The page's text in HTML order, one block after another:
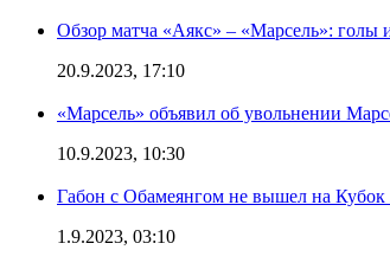
Обзор матча «Аякс» – «Марсель»:
20.9.2023, 17:10
«Марсель» объявил об увольнении
10.9.2023, 10:30
Габон с Обамеянгом не вышел на
1.9.2023, 03:10